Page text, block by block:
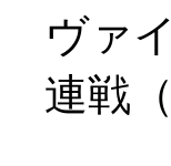
ヴァ
連戦